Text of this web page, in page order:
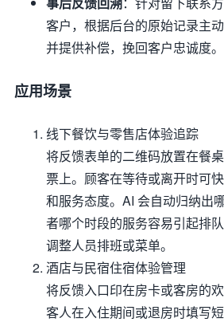
客户，根据后台的原始记录主
并提供补偿，挽回客户忠诚度。
应用场景
线下餐饮与零售店体验追踪
将反馈表单的二维码放置在餐
票上。顾客在等待或离开时可
和服务态度。AI 会自动归纳出
者哪个时段的服务容易引起排
调整人员排班或菜单。
酒店与民宿住宿体验管理
将反馈入口印在房卡或客房的
客人在入住期间或退房时填写